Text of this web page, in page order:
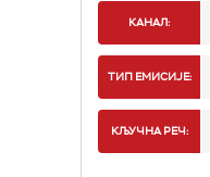
КАНАЛ:
ТИП ЕМИСИЈЕ:
КЉУЧНА РЕЧ: